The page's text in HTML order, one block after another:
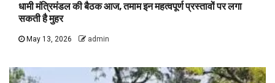
धामी मंत्रिमंडल की बैठक आज, तमाम इन महत्वपूर्ण प्रस्तावों पर लगा
सकती है मुहर
May 13, 2026 admin